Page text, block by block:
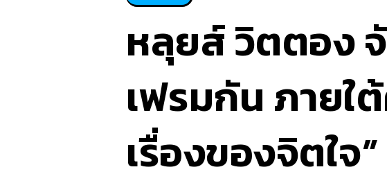
หลุยส์ วิตตอง
เฟรมกัน ภายใ
เรื่องของจิตใจ”